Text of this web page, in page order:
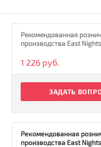
Рекомендованная
производства East
1 226 руб.
ЗАДАТЬ
Рекомендованная
производства East Nights